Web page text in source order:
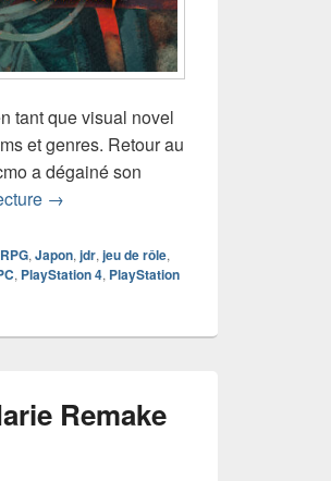
tant que visual novel
et genres. Retour au
a dégainé son
Chronique jeu vidéo Fate/Samurai
→
, Japon, jdr, jeu de rôle,
, PlayStation 4, PlayStation
Remake